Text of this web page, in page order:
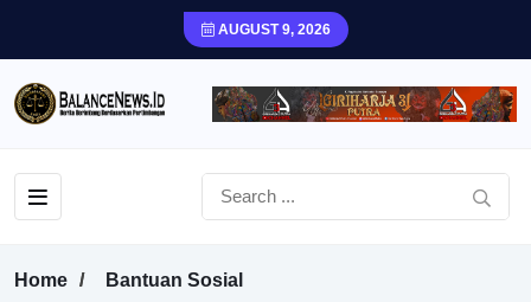
AUGUST 9, 2026
Home
Bantuan Sosial